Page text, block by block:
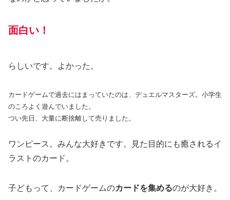
面白い！
らしいです。よかった。
カードゲームで過去にはまっていたのは、デュエルマスターズ。小学生
のころよく遊んでいました。
つい先日、大量に断捨離して売りました。
ワンピース。みんな大好きです。見た目的にも癒されるイ
ラストのカード。
子どもって、カードゲームのカードを集めるのが大好き。